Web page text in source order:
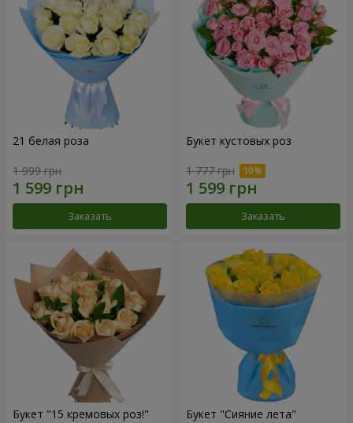
21 белая роза
1 999 грн
Заказать
Букет кустовых роз
1 777 грн
Заказать
Букет "15 кремовых роз!" Букет "Сияние лета"